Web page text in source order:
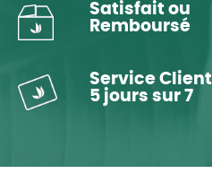
Satisfait ou
Remboursé
Service Client
5 jours sur 7